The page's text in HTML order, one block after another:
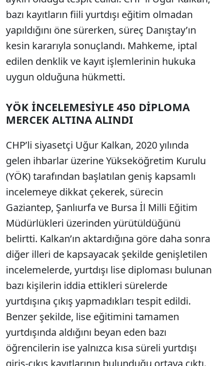
bazı kayıtların fiili yurtdışı eğitim olmadan
yapıldığını öne sürerken, süreç Danıştay’ın
kesin kararıyla sonuçlandı. Mahkeme, iptal
edilen denklik ve kayıt işlemlerinin hukuka
uygun olduğuna hükmetti.
YÖK İNCELEMESİYLE 450 DİPLOMA
MERCEK ALTINA ALINDI
CHP’li siyasetçi Uğur Kalkan, 2020 yılında
gelen ihbarlar üzerine Yükseköğretim Kurulu
(YÖK) tarafından başlatılan geniş kapsamlı
incelemeye dikkat çekerek, sürecin
Gaziantep, Şanlıurfa ve Bursa İl Milli Eğitim
Müdürlükleri üzerinden yürütüldüğünü
belirtti. Kalkan’ın aktardığına göre daha sonra
diğer illeri de kapsayacak şekilde genişletilen
incelemelerde, yurtdışı lise diploması bulunan
bazı kişilerin iddia ettikleri sürelerde
yurtdışına çıkış yapmadıkları tespit edildi.
Benzer şekilde, lise eğitimini tamamen
yurtdışında aldığını beyan eden bazı
öğrencilerin ise yalnızca kısa süreli yurtdışı
giriş-çıkış kayıtlarının bulunduğu ortaya çıktı.